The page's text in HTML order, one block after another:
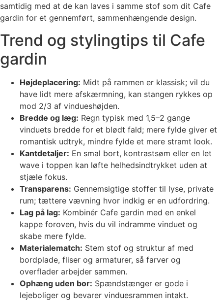
samtidig med at de kan laves i samme stof som dit Cafe
gardin for et gennemført, sammenhængende design.
Trend og stylingtips til Cafe
gardin
Højdeplacering: Midt på rammen er klassisk; vil du
have lidt mere afskærmning, kan stangen rykkes op
mod 2/3 af vindueshøjden.
Bredde og læg: Regn typisk med 1,5–2 gange
vinduets bredde for et blødt fald; mere fylde giver et
romantisk udtryk, mindre fylde et mere stramt look.
Kantdetaljer: En smal bort, kontrastsøm eller en let
wave i toppen kan løfte helhedsindtrykket uden at
stjæle fokus.
Transparens: Gennemsigtige stoffer til lyse, private
rum; tættere vævning hvor indkig er en udfordring.
Lag på lag: Kombinér Cafe gardin med en enkel
kappe foroven, hvis du vil indramme vinduet og
skabe mere fylde.
Materialematch: Stem stof og struktur af med
bordplade, fliser og armaturer, så farver og
overflader arbejder sammen.
Ophæng uden bor: Spændstænger er gode i
lejeboliger og bevarer vinduesrammen intakt.